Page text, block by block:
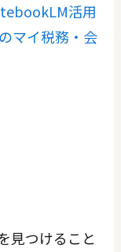
活用
マイ税務・会
見つけること